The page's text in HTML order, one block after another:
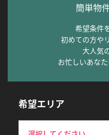
簡単物
希望条件
初めての方や
大人気
お忙しいあなた
希望エリア